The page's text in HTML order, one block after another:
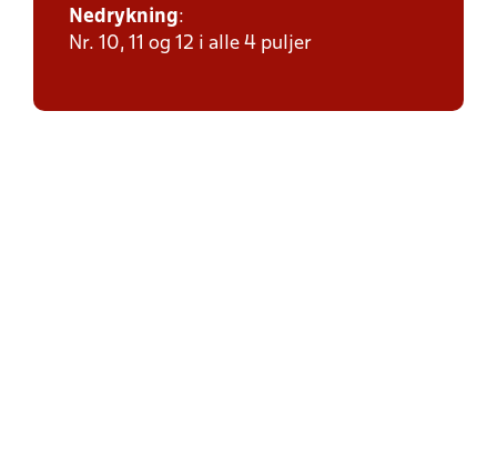
Nedrykning:
Nr. 10, 11 og 12 i alle 4 puljer